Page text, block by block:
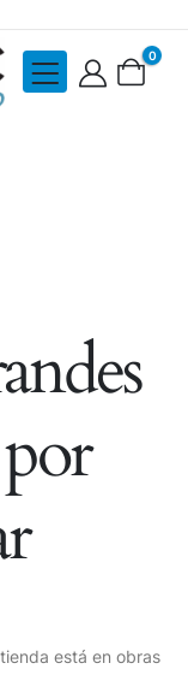
0
está en obras